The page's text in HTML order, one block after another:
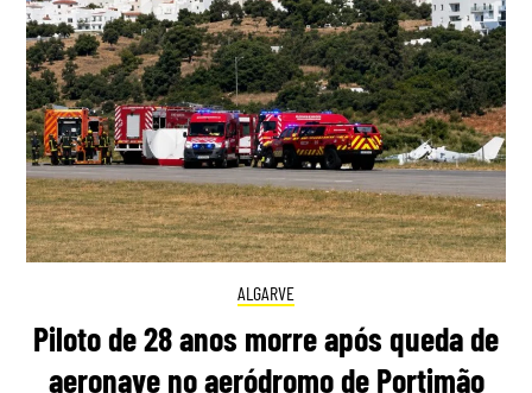
ALGARVE
Piloto de 28 anos morre após queda de
aeronave no aeródromo de Portimão